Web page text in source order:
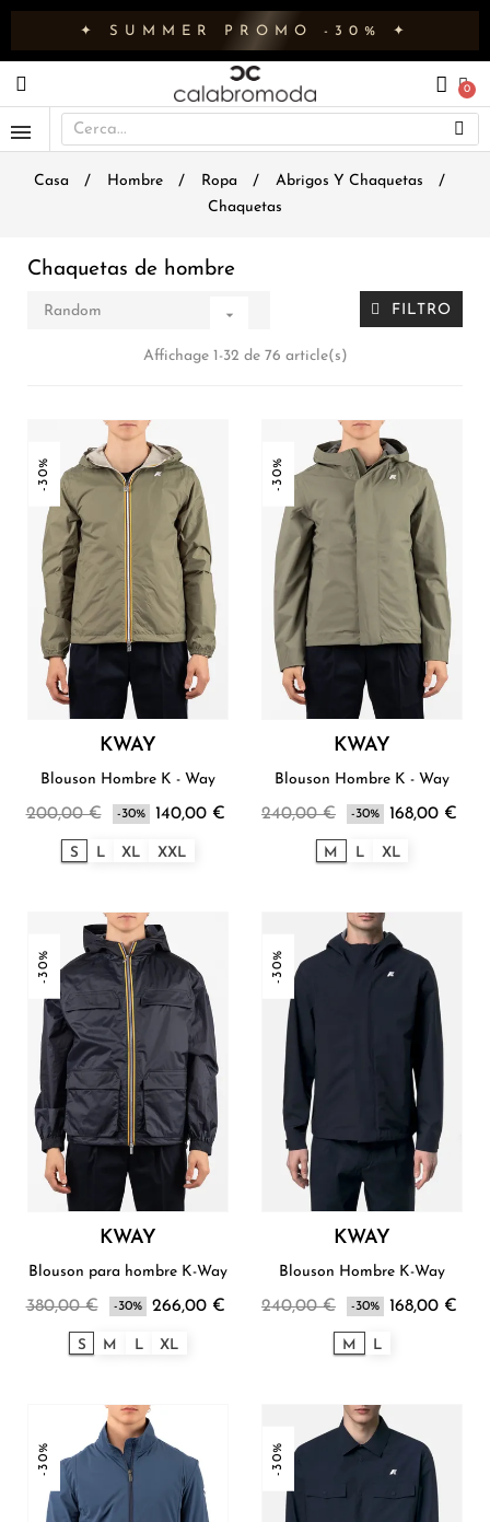
✦ SUMMER PROMO -30% ✦
Casa Hombre Ropa
Abrigos Y Chaquetas
Chaquetas
Chaquetas de hombre
Random  FILTRO
Affichage 1-32 de 76 article(s)
-30%
KWAY
Blouson Hombre K - Way
200,00 € -30% 140,00 €
S L XL XXL
-30%
KWAY
Blouson Hombre K - Way
240,00 € -30% 168,00 €
M L XL
-30%
KWAY
Blouson para hombre K-Way
380,00 € -30% 266,00 €
S M L XL
-30%
KWAY
Blouson Hombre K-Way
240,00 € -30% 168,00 €
M L
-30% -30%